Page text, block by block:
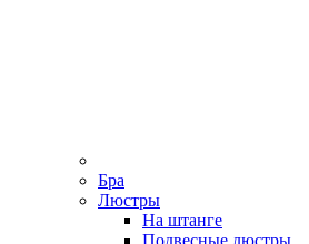
Бра
Люстры
На штанге
Подвесные люстры